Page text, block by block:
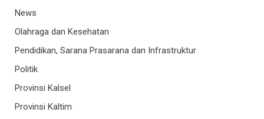
News
Olahraga dan Kesehatan
Pendidikan, Sarana Prasarana dan Infrastruktur
Politik
Provinsi Kalsel
Provinsi Kaltim